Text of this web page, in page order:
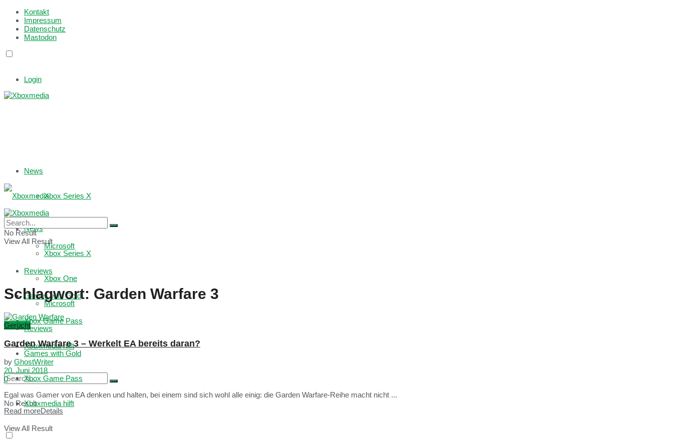
Kontakt
Impressum
Datenschutz
Mastodon
Login
News
Xbox Series X
Microsoft
Reviews
Games with Gold
Xbox Game Pass
Xboxmedia hilft
No Result
View All Result
News
Xbox Series X
Xbox One
Microsoft
Reviews
Games with Gold
Xbox Game Pass
Xboxmedia hilft
No Result
View All Result
Schlagwort: Garden Warfare 3
Gerücht
Garden Warfare 3 – Werkelt EA bereits daran?
by GhostWriter
20. Juni 2018
0
Egal was Gamer von EA denken und halten, bei einem sind sich wohl alle einig: die Garden Warfare-Reihe macht nicht ...
Read moreDetails